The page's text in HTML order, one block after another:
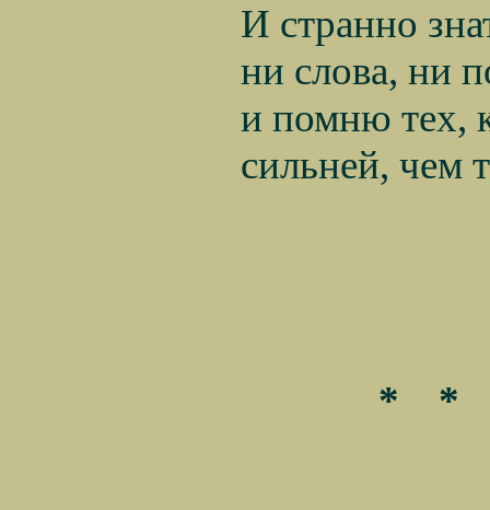
И странно
ни слова, ни
и помню тех,
сильней, чем
* *